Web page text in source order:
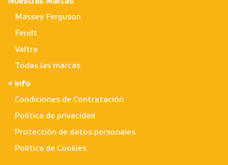
Massey Ferguson
Fendt
Valtra
Todas las marcas
+ info
Condiciones de Contratación
Política de privacidad
Protección de datos personales
Política de Cookies